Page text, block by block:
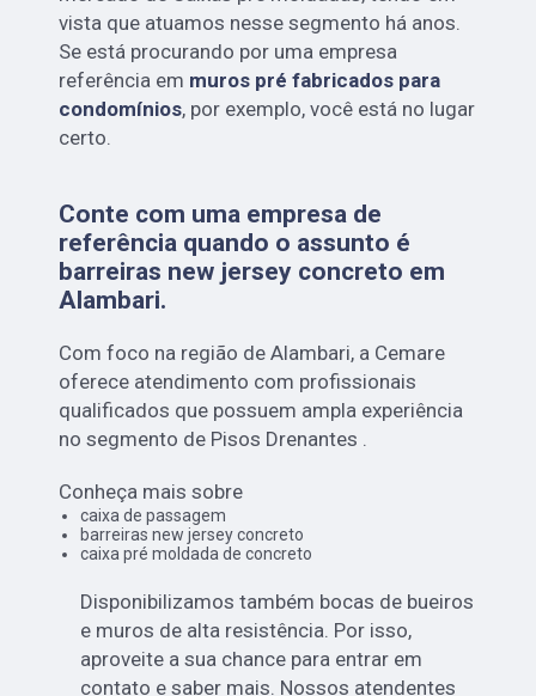
vista que atuamos nesse segmento há anos.
Se está procurando por uma empresa
referência em muros pré fabricados para
condomínios, por exemplo, você está no lugar
certo.
Conte com uma empresa de
referência quando o assunto é
barreiras new jersey concreto em
Alambari.
Com foco na região de Alambari, a Cemare
oferece atendimento com profissionais
qualificados que possuem ampla experiência
no segmento de Pisos Drenantes .
Conheça mais sobre
caixa de passagem
barreiras new jersey concreto
caixa pré moldada de concreto
Disponibilizamos também bocas de bueiros
e muros de alta resistência. Por isso,
aproveite a sua chance para entrar em
contato e saber mais. Nossos atendentes